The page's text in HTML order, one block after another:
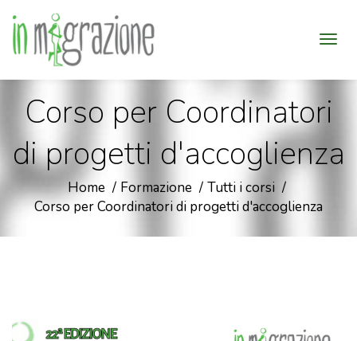
Corso per Coordinatori
di progetti d'accoglienza
Home Formazione
Tutti i corsi
Corso per Coordinatori di progetti d'accoglienza